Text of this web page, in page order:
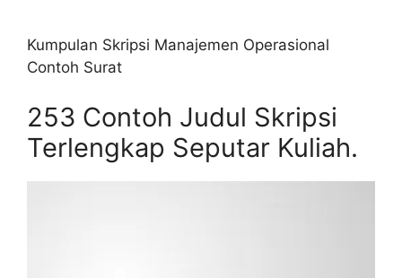
Kumpulan Skripsi Manajemen Operasional
Contoh Surat
253 Contoh Judul Skripsi
Terlengkap Seputar Kuliah.